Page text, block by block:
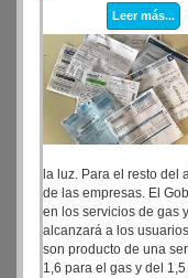
Leer más...
la luz. Para el resto del
de las empresas. El
en los servicios de gas
alcanzará a los
son producto de una
1,6 para el gas y del